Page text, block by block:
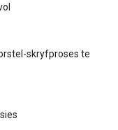
skryfproses te